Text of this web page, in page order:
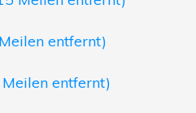
entfernt)
Meilen entfernt)